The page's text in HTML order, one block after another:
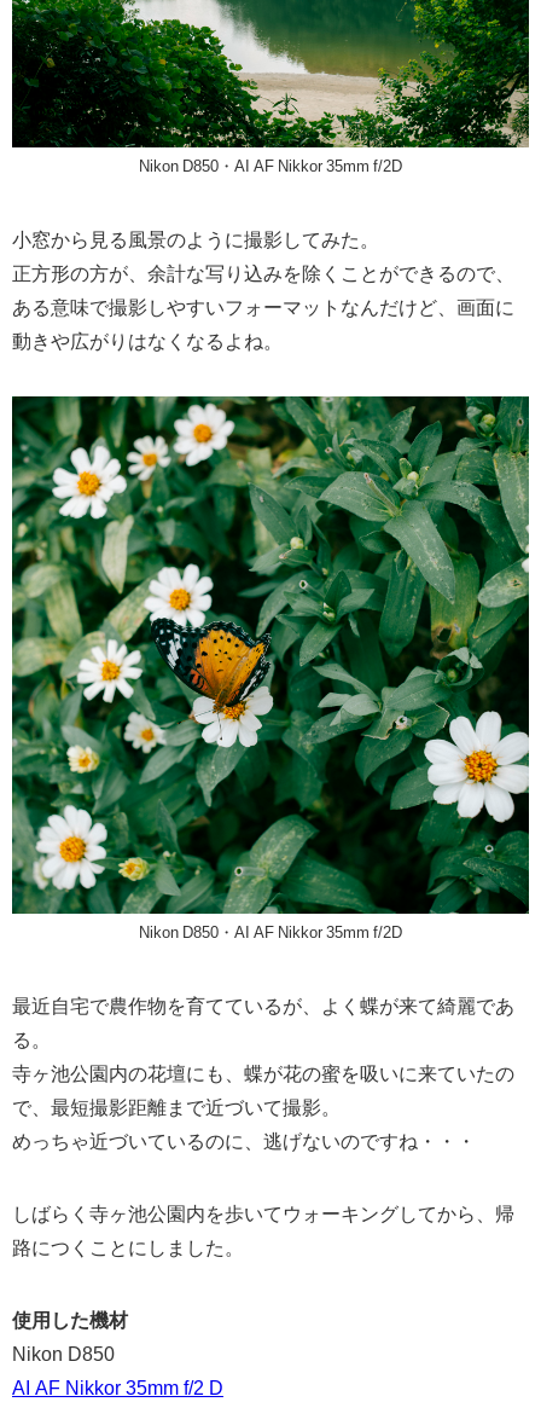
Nikon D850・AI AF Nikkor 35mm f/2D
小窓から見る風景のように撮影してみた。
正方形の方が、余計な写り込みを除くことができるので、
ある意味で撮影しやすいフォーマットなんだけど、画面に
動きや広がりはなくなるよね。
Nikon D850・AI AF Nikkor 35mm f/2D
最近自宅で農作物を育てているが、よく蝶が来て綺麗であ
る。
寺ヶ池公園内の花壇にも、蝶が花の蜜を吸いに来ていたの
で、最短撮影距離まで近づいて撮影。
めっちゃ近づいているのに、逃げないのですね・・・
しばらく寺ヶ池公園内を歩いてウォーキングしてから、帰
路につくことにしました。
使用した機材
Nikon D850
AI AF Nikkor 35mm f/2 D